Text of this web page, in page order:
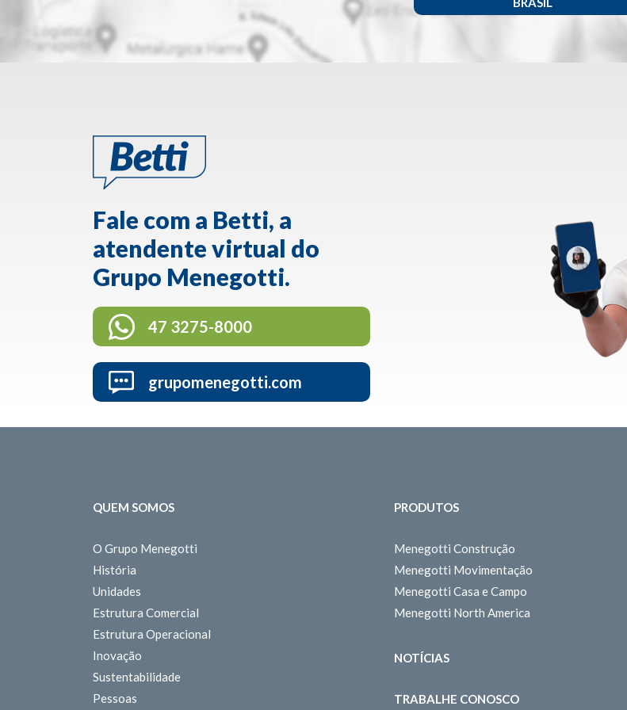
Fale com a Betti, a
atendente virtual do
Grupo Menegotti.
47 3275-8000
grupomenegotti.com
QUEM SOMOS
O Grupo Menegotti
História
Unidades
Estrutura Comercial
Estrutura Operacional
Inovação
Sustentabilidade
Pessoas
PRODUTOS
Menegotti Construção
Menegotti Movimentação
Menegotti Casa e Campo
Menegotti North America
NOTÍCIAS
TRABALHE CONOSCO